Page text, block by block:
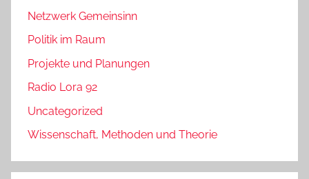
Netzwerk Gemeinsinn
Politik im Raum
Projekte und Planungen
Radio Lora 92
Uncategorized
Wissenschaft, Methoden und Theorie